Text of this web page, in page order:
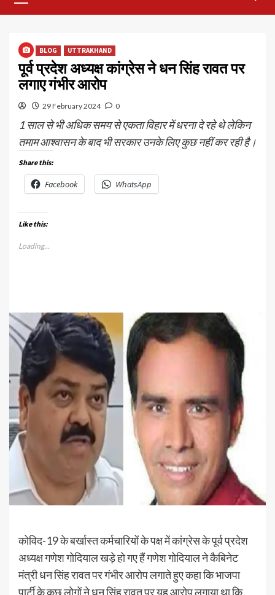
BLOG UTTRAKHAND
पूर्व प्रदेश अध्यक्ष कांग्रेस ने धन सिंह रावत पर
लगाए गंभीर आरोप
29 February 2024 0
1 साल से भी अधिक समय से एकता विहार में धरना दे रहे थे लेकिन
तमाम आश्वासन के बाद भी सरकार उनके लिए कुछ नहीं कर रही है।
Share this:
Facebook WhatsApp
Like this:
Loading...
कोविद-19 के बर्खास्त कर्मचारियों के पक्ष में कांग्रेस के पूर्व प्रदेश
अध्यक्ष गणेश गोदियाल खड़े हो गए हैं गणेश गोदियाल ने कैबिनेट
मंत्री धन सिंह रावत पर गंभीर आरोप लगाते हुए कहा कि भाजपा
पार्टी के कुछ लोगों ने धन सिंह रावत पर यह आरोप लगाया था कि